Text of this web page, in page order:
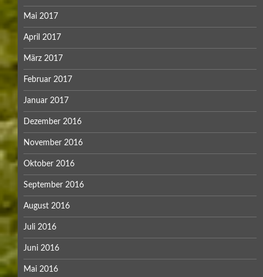
Mai 2017
April 2017
März 2017
Februar 2017
Januar 2017
Dezember 2016
November 2016
Oktober 2016
September 2016
August 2016
Juli 2016
Juni 2016
Mai 2016